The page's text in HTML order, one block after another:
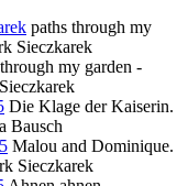
paths through my
Sieczkarek
my garden -
Die Klage der Kaiserin.
Bausch
Malou and Dominique.
Sieczkarek